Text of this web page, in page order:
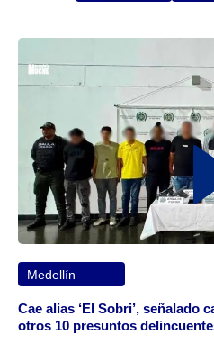
Medellín
Cae alias ‘El Sobri’, señalado
otros 10 presuntos